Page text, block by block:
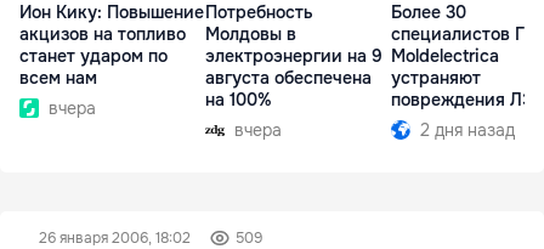
Ион Кику: Повышение
акцизов на топливо
станет ударом по
всем нам
вчера
Потребность
Молдовы в
электроэнергии на 9
августа обеспечена
на 100%
вчера
Более 30
специалистов ГП
Moldelectrica
устраняют
повреждения
Бельцы-
2 дня назад
26 января 2006, 18:02 509